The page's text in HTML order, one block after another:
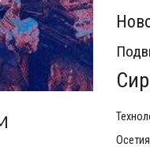
Осетия